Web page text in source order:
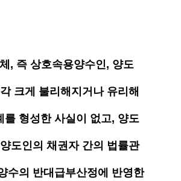
, 즉 상호속용양수인, 양도
크게 불리해지거나 유리해
형성한 사실이 없고, 양도
도인의 채권자 간의 법률관
수의 반대급부산정에 반영한